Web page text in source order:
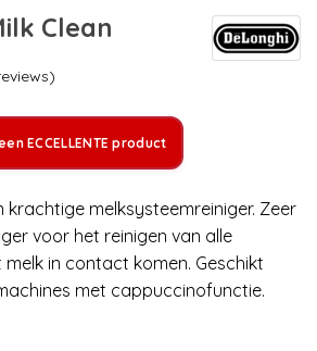
Clean
ECCELLENTE product
krachtige melksysteemreiniger. Zeer
voor het reinigen van alle
in contact komen. Geschikt
met cappuccinofunctie.